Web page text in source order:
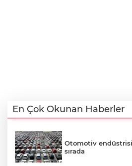
En Çok Okunan Haberler
Otomotiv
sırada